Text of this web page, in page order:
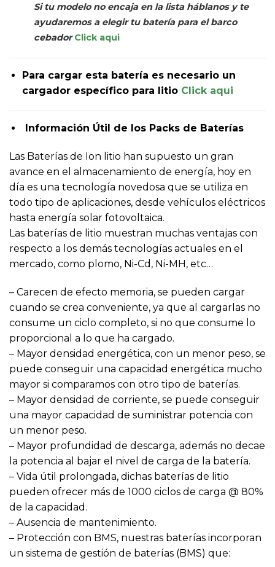
Si tu modelo no encaja en la lista háblanos y te
ayudaremos a elegir tu batería para el barco
cebador Click aqui
Para cargar esta batería es necesario un
cargador específico para litio Click aqui
Información Útil de los Packs de Baterías
Las Baterías de Ion litio han supuesto un gran
avance en el almacenamiento de energía, hoy en
día es una tecnología novedosa que se utiliza en
todo tipo de aplicaciones, desde vehículos eléctricos
hasta energía solar fotovoltaica.
Las baterías de litio muestran muchas ventajas con
respecto a los demás tecnologías actuales en el
mercado, como plomo, Ni-Cd, Ni-MH, etc…
– Carecen de efecto memoria, se pueden cargar
cuando se crea conveniente, ya que al cargarlas no
consume un ciclo completo, si no que consume lo
proporcional a lo que ha cargado.
– Mayor densidad energética, con un menor peso, se
puede conseguir una capacidad energética mucho
mayor si comparamos con otro tipo de baterías.
– Mayor densidad de corriente, se puede conseguir
una mayor capacidad de suministrar potencia con
un menor peso.
– Mayor profundidad de descarga, además no decae
la potencia al bajar el nivel de carga de la batería.
– Vida útil prolongada, dichas baterías de litio
pueden ofrecer más de 1000 ciclos de carga @ 80%
de la capacidad.
– Ausencia de mantenimiento.
– Protección con BMS, nuestras baterías incorporan
un sistema de gestión de baterías (BMS) que: